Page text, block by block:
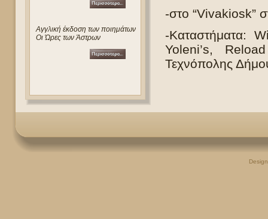
Αγγλική έκδοση των ποιημάτων
Οι Ώρες των Άστρων
-στο “Vivakiosk”
-Καταστήματα:
Yoleni’s,
Τεχνόπολης